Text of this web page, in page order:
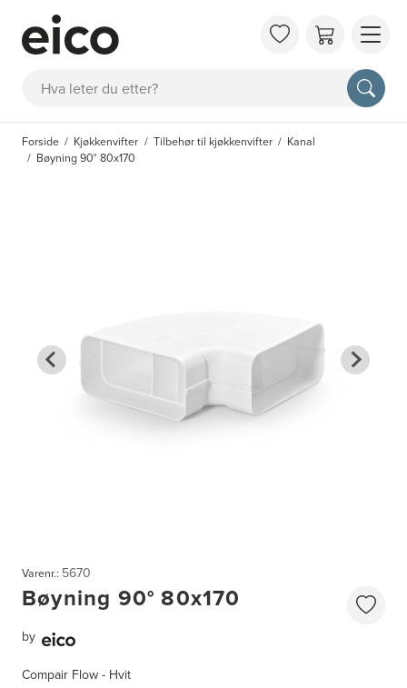
Søk
OM
FAQ
Forside Kjøkkenvifter Tilbehør til kjøkkenvifter
Kanal
Bøyning 90° 80x170
Varenr.: 5670
Bøyning 90° 80x170
by
Compair Flow - Hvit